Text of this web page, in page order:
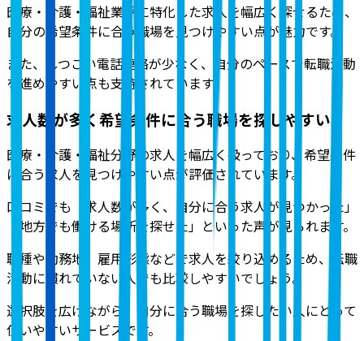
医療・介護・福祉業界に特化した求人を幅広く探せるため、
自分の希望条件に合う職場を見つけやすい点が魅力です。
また、しつこい電話連絡が少なく、自分のペースで転職活動
を進めやすい点も支持されています。
求人数が多く希望条件に合う職場を探しやすい
医療・介護・福祉分野の求人を幅広く扱っており、希望条件
に合う求人を見つけやすい点が評価されています。
口コミでも「求人数が多く、自分に合う求人が見つかった」
「地方でも働ける場所を探せた」といった声が見られます。
職種や勤務地、雇用形態などで求人を絞り込めるため、転職
活動に慣れていない人でも比較しやすいでしょう。
選択肢を広げながら、自分に合う職場を探したい人にとって
使いやすいサービスです。